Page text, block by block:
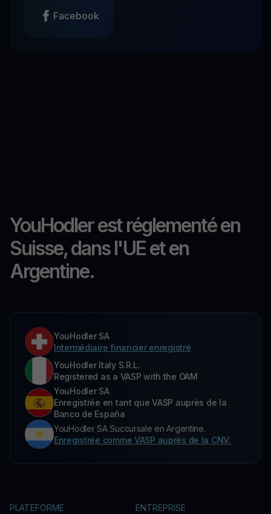
Facebook
YouHodler est réglementé en
Suisse, dans l'UE et en
Argentine.
YouHodler SA
Intermédiaire financier enregistré
YouHodler Italy S.R.L.
Registered as a VASP with the OAM
YouHodler SA
Enregistrée en tant que VASP auprès de la
Banco de España
YouHodler SA Succursale en Argentine.
Enregistrée comme VASP auprès de la CNV.
PLATEFORME ENTREPRISE